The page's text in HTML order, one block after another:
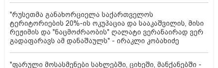
"რუსეთმა განახორციელა საქართველოს
ტერიტორიების 20%-ის ოკუპაცია და სააკაშვილის, მისი
რეჟიმის და "ნაცმოძრაობის" ღალატი ვერანაირად ვერ
გადაფარავს ამ დანაშაულს" - ირაკლი კობახიძე
"ფარული მოსასმენები სახლებში, ციხეში, მანქანებში -